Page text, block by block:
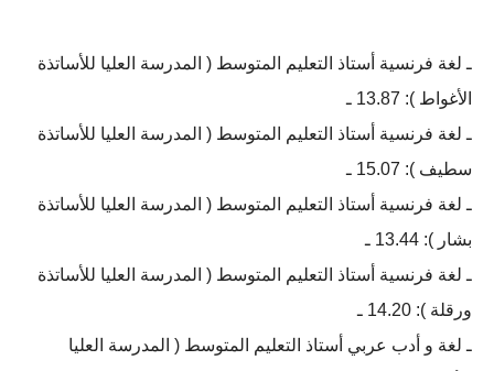
ـ لغة فرنسية أستاذ التعليم المتوسط ( المدرسة العليا للأساتذة
الأغواط ): 13.87 ـ
ـ لغة فرنسية أستاذ التعليم المتوسط ( المدرسة العليا للأساتذة
سطيف ): 15.07 ـ
ـ لغة فرنسية أستاذ التعليم المتوسط ( المدرسة العليا للأساتذة
بشار ): 13.44 ـ
ـ لغة فرنسية أستاذ التعليم المتوسط ( المدرسة العليا للأساتذة
ورقلة ): 14.20 ـ
ـ لغة و أدب عربي أستاذ التعليم المتوسط ( المدرسة العليا